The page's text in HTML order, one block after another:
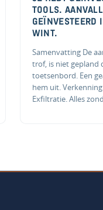
TOOLS.
WINT.
Samenvatting De
trof, is niet gepland
toetsenbord. Een
hem uit.
Exfiltratie. Alles